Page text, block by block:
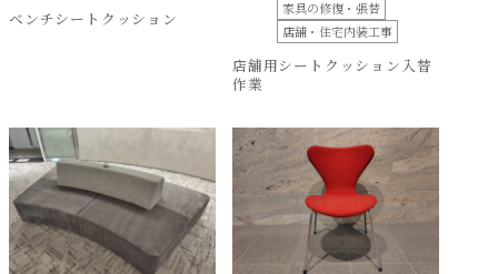
ベンチシートクッション
家具の修復・張替
店舗・住宅内装工事
店舗用シートクッション入替
作業